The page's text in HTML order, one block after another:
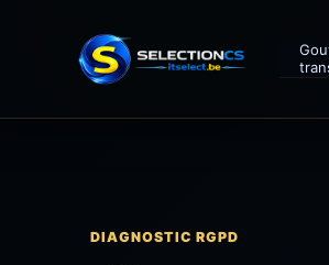
DIAGNOSTIC RGPD